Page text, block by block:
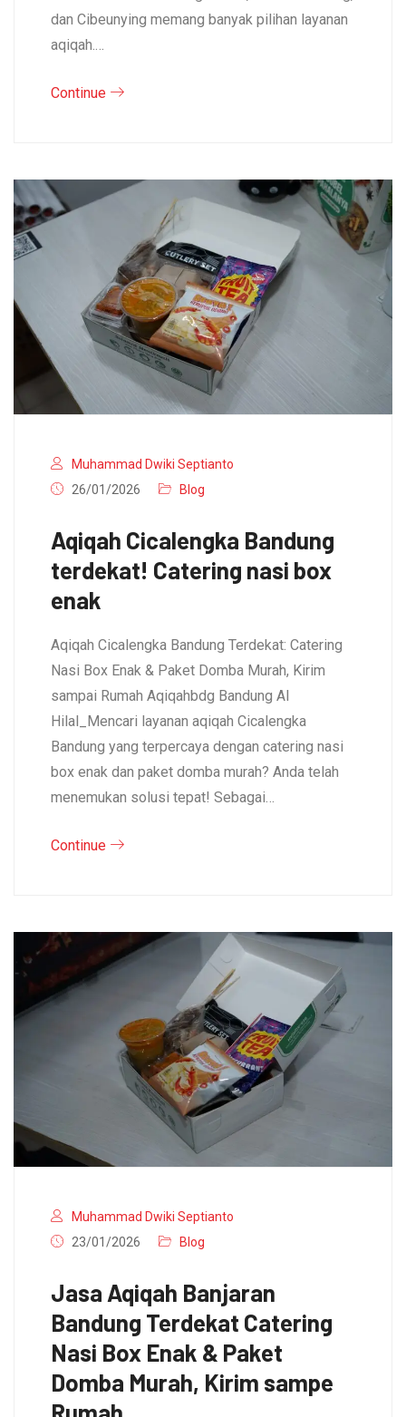
dan Cibeunying memang banyak pilihan layanan
aqiqah.…
Continue
Muhammad Dwiki Septianto
26/01/2026
Blog
Aqiqah Cicalengka Bandung
terdekat! Catering nasi box
enak
Aqiqah Cicalengka Bandung Terdekat: Catering
Nasi Box Enak & Paket Domba Murah, Kirim
sampai Rumah Aqiqahbdg Bandung Al
Hilal_Mencari layanan aqiqah Cicalengka
Bandung yang terpercaya dengan catering nasi
box enak dan paket domba murah? Anda telah
menemukan solusi tepat! Sebagai…
Continue
Muhammad Dwiki Septianto
23/01/2026
Blog
Jasa Aqiqah Banjaran
Bandung Terdekat Catering
Nasi Box Enak & Paket
Domba Murah, Kirim sampe